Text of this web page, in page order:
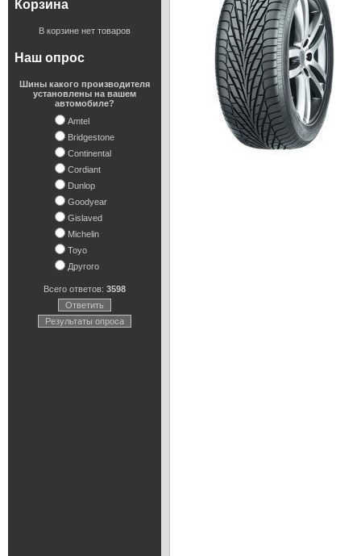
Корзина
В корзине нет товаров
Наш опрос
Шины какого производителя
установлены на вашем
автомобиле?
Amtel
Bridgestone
Continental
Cordiant
Dunlop
Goodyear
Gislaved
Michelin
Toyo
Другого
Всего ответов: 3598
Ответить
Результаты опроса